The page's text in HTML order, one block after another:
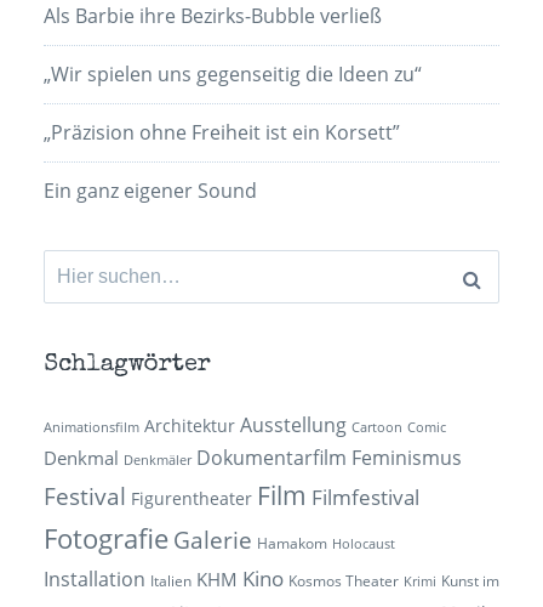
Als Barbie ihre Bezirks-Bubble verließ
„Wir spielen uns gegenseitig die Ideen zu“
„Präzision ohne Freiheit ist ein Korsett”
Ein ganz eigener Sound
Suchen
nach:
Schlagwörter
Animationsfilm Architektur Ausstellung Cartoon Comic
Denkmal Denkmäler Dokumentarfilm Feminismus
Festival Figurentheater Film Filmfestival
Fotografie Galerie Hamakom Holocaust
Installation Italien KHM Kino Kosmos Theater Krimi Kunst im